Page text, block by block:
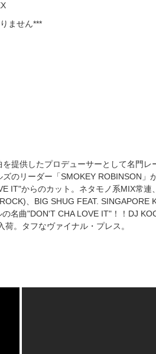
ません***
提供したプロデューサーとして名門
のリーダー「SMOKEY ROBINSON」
IT"からのカット。ネタモノ系MIX常連
、BIG SHUG FEAT. SINGAPORE
名曲"DON'T CHA LOVE IT"！！DJ
。タフなヴァイナル・プレス。